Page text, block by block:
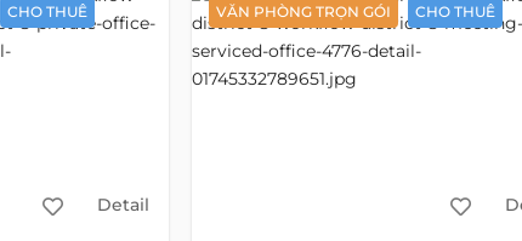
CHO THUÊ
Detail
VĂN PHÒNG TRỌN GÓI CHO THUÊ